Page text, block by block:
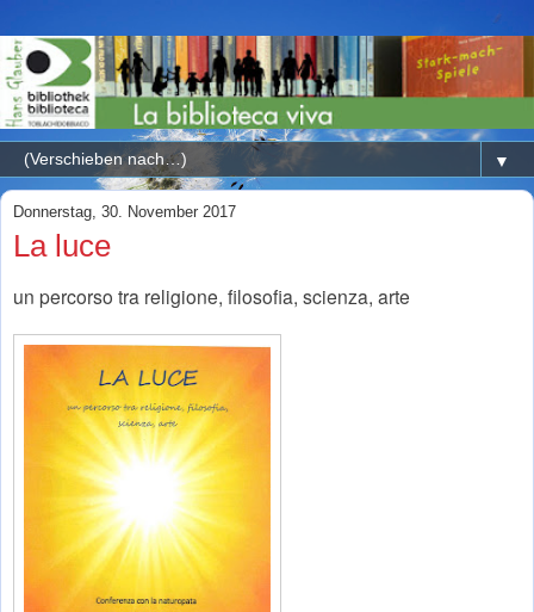
▼
Donnerstag, 30. November 2017
La luce
un percorso tra religione, filosofia, scienza, arte